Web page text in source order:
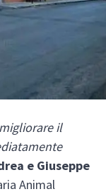
il
e Giuseppe
Animal